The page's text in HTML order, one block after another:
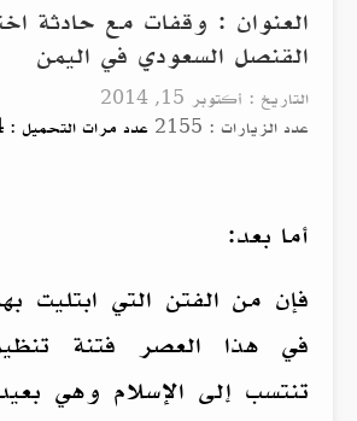
العنوان : وقفات مع حادثة
القنصل السعودي في اليمن
التاريخ : أكتوبر 15, 2014
عدد الزيارات : 2155
عدد مرات التحميل :
أما بعد:
فإن من الفتن التي ابتليت
في هذا العصر فتنة
تنتسب إلى الإسلام وهي